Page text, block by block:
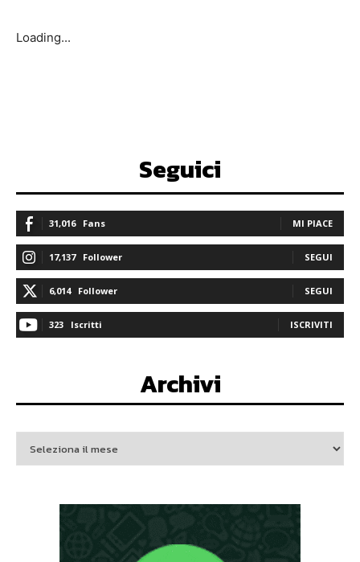
Loading...
Seguici
31,016 Fans MI PIACE
17,137 Follower SEGUI
6,014 Follower SEGUI
323 Iscritti ISCRIVITI
Archivi